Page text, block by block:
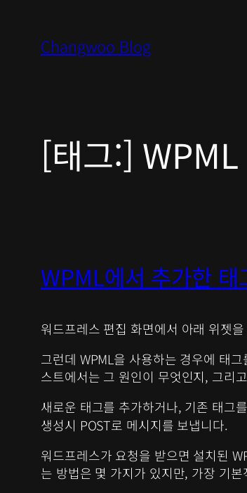
Changwoo Blog
[태그:] WPML
WPML에서 추가한
워드프레스 편집 화면에서 아래 위젯
그런데 WPML을 사용하는 경우에 태
스트에서는 그 원인이 무엇인지, 그리
새로운 태그를 추가하거나, 기존 태그
생성시 POST로 메시지를 보냅니다.
워드프레스가 요청을 받으면 설치된
는 방법은 몇 가지가 있지만, 가장 기